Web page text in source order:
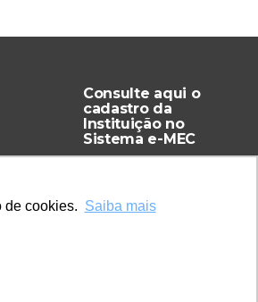
de cookies. Saiba mais
Consulte aqui o
cadastro da
Instituição no
Sistema e-MEC